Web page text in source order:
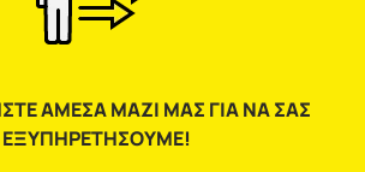
ΑΜΕΣΑ ΜΑΖΙ ΜΑΣ ΓΙΑ ΝΑ ΣΑΣ
ΕΞΥΠΗΡΕΤΗΣΟΥΜΕ!